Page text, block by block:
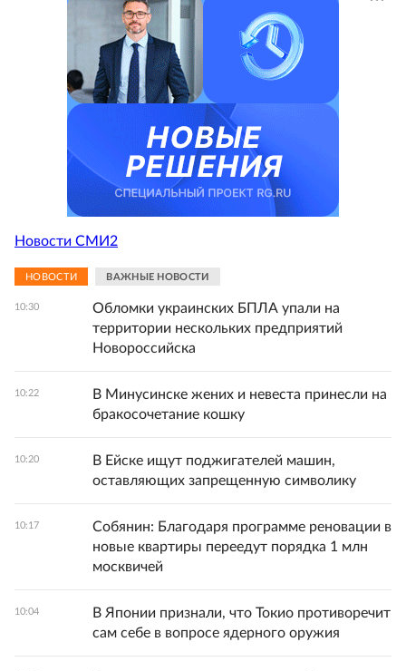
Новости СМИ2
НОВОСТИ ВАЖНЫЕ НОВОСТИ
10:30
Обломки украинских БПЛА упали на
территории нескольких предприятий
Новороссийска
10:22
В Минусинске жених и невеста принесли на
бракосочетание кошку
10:20
В Ейске ищут поджигателей машин,
оставляющих запрещенную символику
10:17
Собянин: Благодаря программе реновации в
новые квартиры переедут порядка 1 млн
москвичей
10:04
В Японии признали, что Токио противоречит
сам себе в вопросе ядерного оружия